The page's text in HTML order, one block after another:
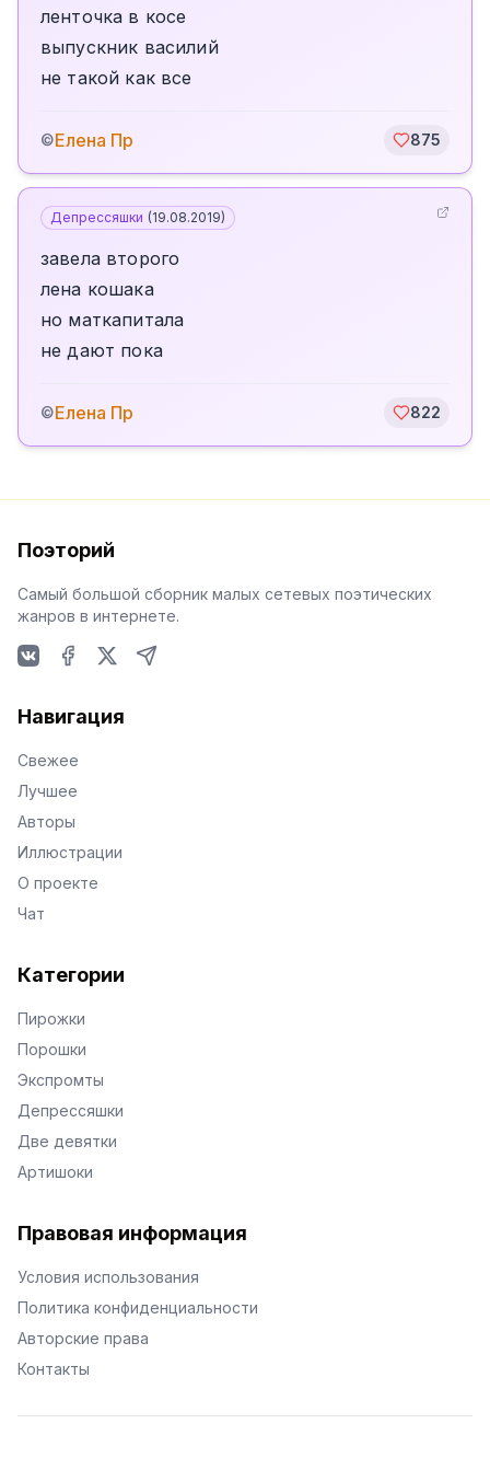
ленточка в косе
выпускник василий
не такой как все
©Елена Пр 875
Депрессяшки (19.08.2019)
завела второго
лена кошака
но маткапитала
не дают пока
©Елена Пр 822
Поэторий
Самый большой сборник малых сетевых поэтических
жанров в интернете.
Навигация
Свежее
Лучшее
Авторы
Иллюстрации
О проекте
Чат
Категории
Пирожки
Порошки
Экспромты
Депрессяшки
Две девятки
Артишоки
Правовая информация
Условия использования
Политика конфиденциальности
Авторские права
Контакты